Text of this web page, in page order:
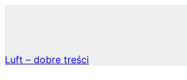
Luft – dobre treści